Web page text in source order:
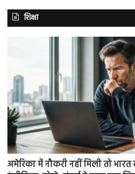
शिक्षा
अमेरिका में नौकरी नहीं मिली तो